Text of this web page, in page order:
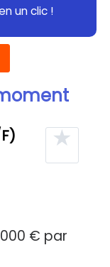
un clic !
★
€ par